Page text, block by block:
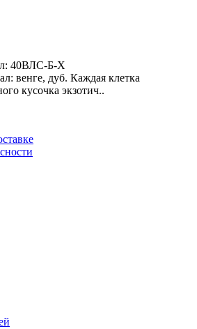
40ВЛС-Б-Х
венге, дуб. Каждая клетка
кусочка экзотич..